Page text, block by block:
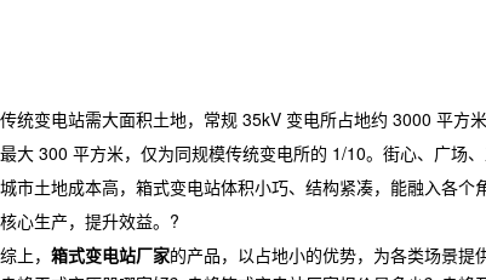
传统变电站需大面积土地，常规 35kV 变电所占地约 3000 平方
最大 300 平方米，仅为同规模传统变电所的 1/10。街心、广场
城市土地成本高，箱式变电站体积小巧、结构紧凑，能融入各
核心生产，提升效益。?
综上， 箱式变电站厂家的产品，以占地小的优势，为各类场景提